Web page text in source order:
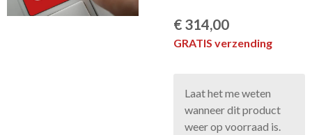
€ 314,00
GRATIS verzending
Laat het me weten
wanneer dit product
weer op voorraad is.